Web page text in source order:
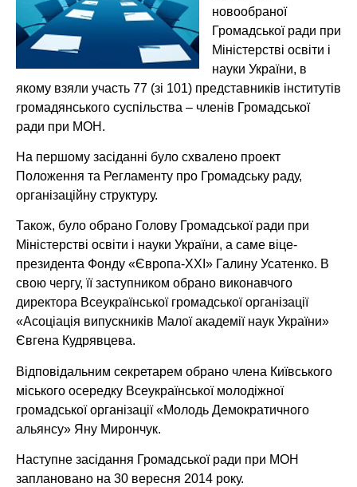
новообраної
Громадської ради при
Міністерстві освіти і
науки України, в
якому взяли участь 77 (зі 101) представників інститутів
громадянського суспільства – членів Громадської
ради при МОН.
На першому засіданні було схвалено проект
Положення та Регламенту про Громадську раду,
організаційну структуру.
Також, було обрано Голову Громадської ради при
Міністерстві освіти і науки України, а саме віце-
президента Фонду «Європа-ХХІ» Галину Усатенко. В
свою чергу, її заступником обрано виконавчого
директора Всеукраїнської громадської організації
«Асоціація випускників Малої академії наук України»
Євгена Кудрявцева.
Відповідальним секретарем обрано члена Київського
міського осередку Всеукраїнської молодіжної
громадської організації «Молодь Демократичного
альянсу» Яну Мирончук.
Наступне засідання Громадської ради при МОН
заплановано на 30 вересня 2014 року.